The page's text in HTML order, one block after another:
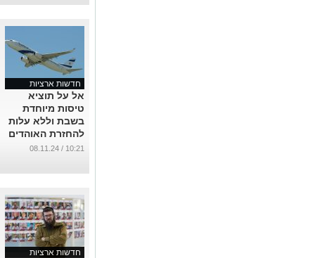
...
חדשות ארציות
אל על תוציא
טיסות מיוחדת
בשבת וללא עלות
להחזרת האוהדים
מהולנד
10:21 / 08.11.24
חדשות ארציות